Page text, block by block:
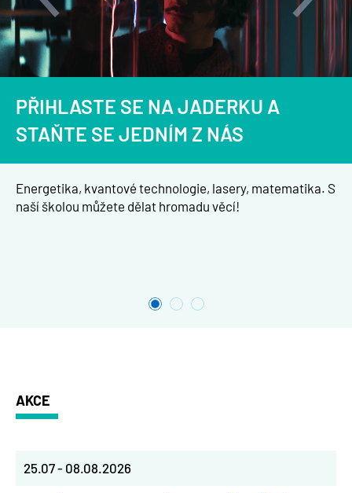
STUDIUM
VĚDA
A
VÝZKUM
FAKULTA
PŘIHLASTE SE NA JADERKU A
STAŇTE SE JEDNÍM Z NÁS
Energetika, kvantové technologie, lasery, matematika. S
naší školou můžete dělat hromadu věcí!
AKCE
25.07- 08.08.2026